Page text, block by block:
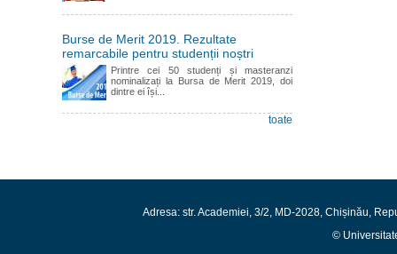
Burse de Merit 2019. Rezultate
remarcabile pentru studenții noștri
Printre cei 50 studenți și masteranzi
nominalizați la Bursa de Merit 2019, doi
dintre ei își...
toate
Adresa: str. Academiei, 3/2, MD-2028, Chișinău,
©